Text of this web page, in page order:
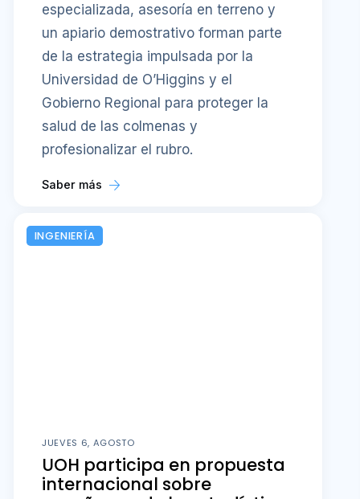
especializada, asesoría en terreno y
un apiario demostrativo forman parte
de la estrategia impulsada por la
Universidad de O’Higgins y el
Gobierno Regional para proteger la
salud de las colmenas y
profesionalizar el rubro.
Saber más
INGENIERÍA
JUEVES 6, AGOSTO
UOH participa en propuesta
internacional sobre